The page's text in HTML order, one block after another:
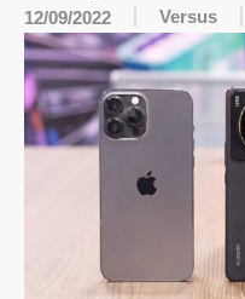
12/09/2022 Versus